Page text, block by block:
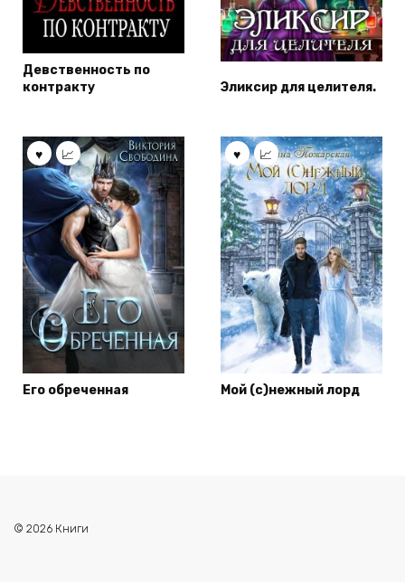
Девственность по
контракту
Эликсир для целителя.
Его обреченная Мой (с)нежный лорд
© 2026 Книги